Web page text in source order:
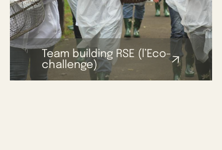
Team building RSE (l’Eco-
challenge)